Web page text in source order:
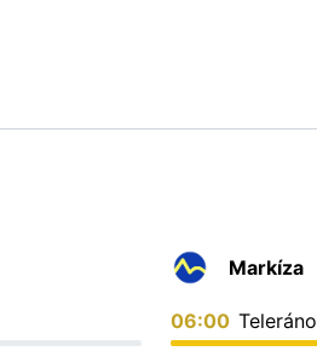
Markíza
06:00 Teleráno